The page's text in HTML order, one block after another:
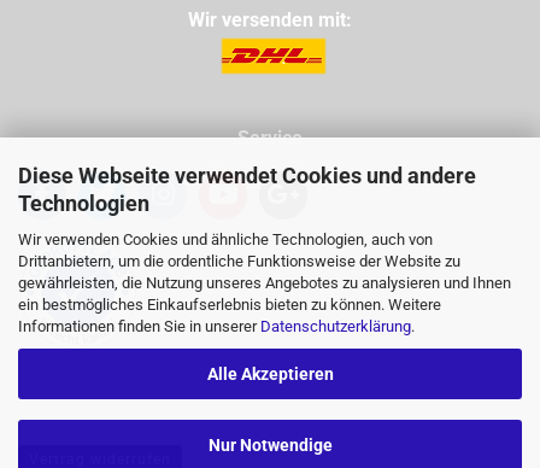
Diese Webseite verwendet Cookies und andere
Technologien
Wir verwenden Cookies und ähnliche Technologien, auch von
Drittanbietern, um die ordentliche Funktionsweise der Website zu
gewährleisten, die Nutzung unseres Angebotes zu analysieren und Ihnen
ein bestmögliches Einkaufserlebnis bieten zu können. Weitere
Informationen finden Sie in unserer Datenschutzerklärung.
Alle Akzeptieren
Nur Notwendige
Wir versenden mit:
Service
Tel: 09971 760732
Mail: info@buggycity.eu